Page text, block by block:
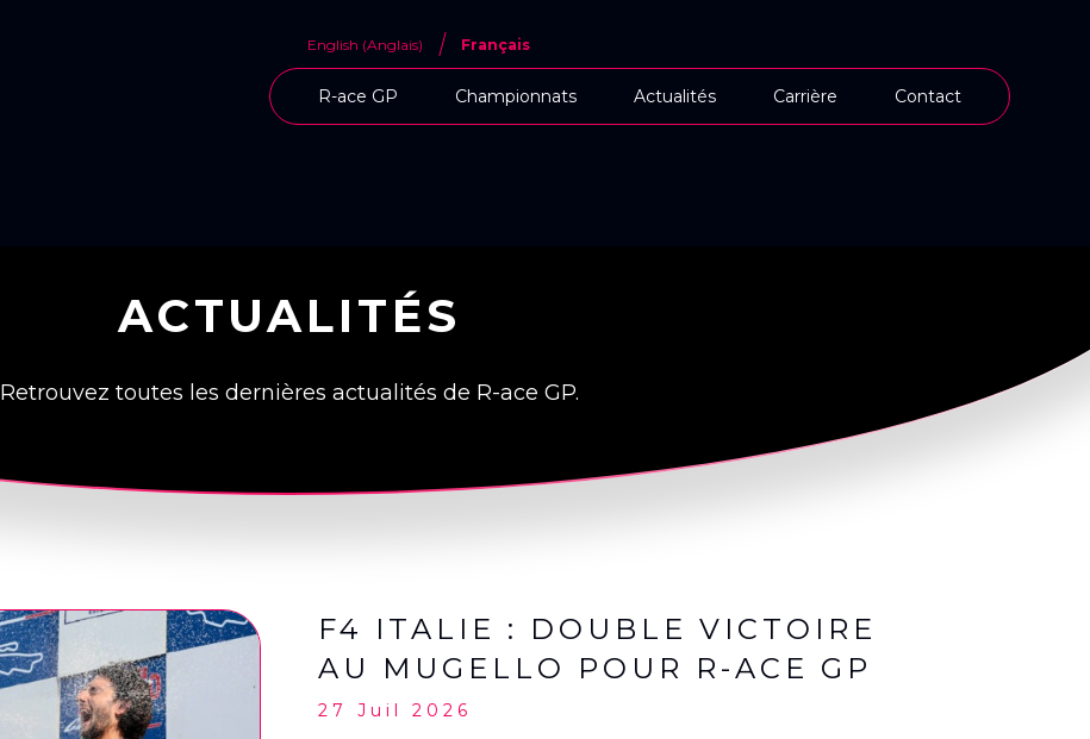
English (Anglais) Français
R-ace GP Championnats Actualités Carrière Contact
ACTUALITÉS
Retrouvez toutes les dernières actualités de R-ace GP.
F4 ITALIE : DOUBLE VICTOIRE
AU MUGELLO POUR R-ACE GP
27 Juil 2026